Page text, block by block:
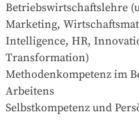
Betriebswirtschaftslehre
Marketing,
Intelligence, HR,
Transformation)
Methodenkompetenz im
Arbeitens
Selbstkompetenz und